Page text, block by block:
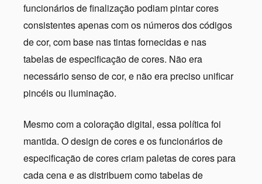
funcionários de finalização podiam pintar cores
consistentes apenas com os números dos códigos
de cor, com base nas tintas fornecidas e nas
tabelas de especificação de cores. Não era
necessário senso de cor, e não era preciso unificar
pincéis ou iluminação.
Mesmo com a coloração digital, essa política foi
mantida. O design de cores e os funcionários de
especificação de cores criam paletas de cores para
cada cena e as distribuem como tabelas de